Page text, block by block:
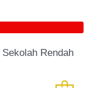
Rendah